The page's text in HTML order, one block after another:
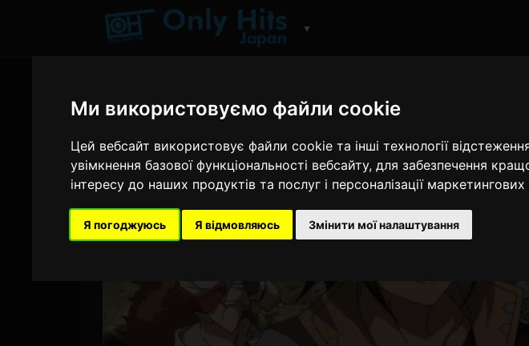
Ми використовуємо файли cookie
Цей вебсайт використовує файли cookie та інші технології
увімкнення базової функціональності вебсайту,для забезпечення
інтересу до наших продуктів та послуг і персоналізації
Я погоджуюсь Я відмовляюсь Змінити мої налаштування
▼